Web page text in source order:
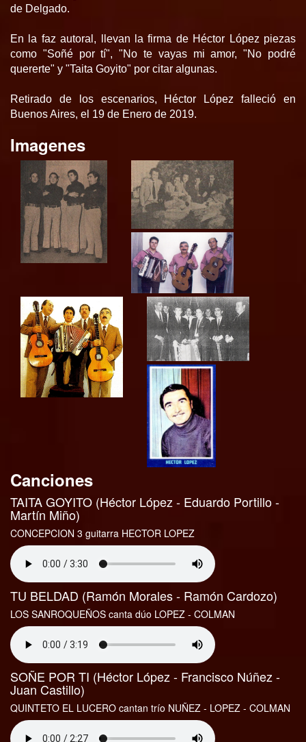
de Delgado.
En la faz autoral, llevan la firma de Héctor López piezas
como "Soñé por tí", "No te vayas mi amor, "No podré
quererte" y "Taita Goyito" por citar algunas.
Retirado de los escenarios, Héctor López falleció en
Buenos Aires, el 19 de Enero de 2019.
Imagenes
Canciones
TAITA GOYITO (Héctor López - Eduardo Portillo -
Martín Miño)
CONCEPCION 3 guitarra HECTOR LOPEZ
TU BELDAD (Ramón Morales - Ramón Cardozo)
LOS SANROQUEÑOS canta dúo LOPEZ - COLMAN
SOÑE POR TI (Héctor López - Francisco Núñez -
Juan Castillo)
QUINTETO EL LUCERO cantan trío NUÑEZ - LOPEZ - COLMAN